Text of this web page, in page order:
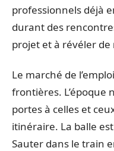
professionnels déjà
durant des
projet et à révéler de
Le marché de
frontières. L’époque
portes à celles et
itinéraire. La balle
Sauter dans le train